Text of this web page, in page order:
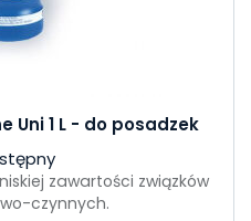
Uni 1 L - do posadzek
zawartości związków
czynnych.